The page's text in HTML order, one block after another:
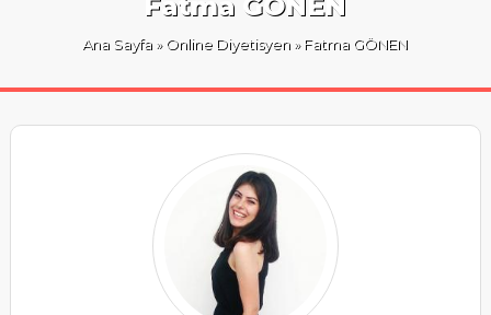
Ana Sayfa » Online Diyetisyen » Fatma GÖNEN